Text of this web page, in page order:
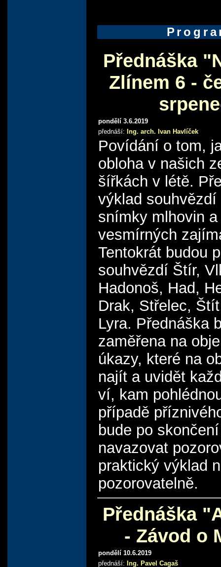
Přednáška
Zlínem 6 -
pondělí 3.6.2019
přednáší: Ing. arch. Ivan Havlíček
Povídání o tom,
obloha v našich
šířkách v létě.
výklad souhvězdí
snímky mlhovin
vesmírných
Tentokrát budou
souhvězdí Štír,
Hadonoš, Had,
Drak, Střelec,
Lyra. Přednáška
zaměřena na
úkazy, které na
najít a uvidět
ví, kam
případě
bude po
navazovat
praktický výklad
pozorovatelně.
Přednáška
- Závod o
pondělí 10.6.2019
přednáší: Ing. Pavel Cagaš